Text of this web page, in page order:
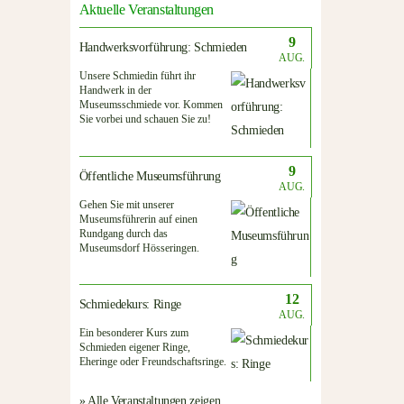
Aktuelle Veranstaltungen
Handwerksvorführung: Schmieden 9
AUG.
Unsere Schmiedin führt ihr
Handwerk in der
Museumsschmiede vor. Kommen
Sie vorbei und schauen Sie zu!
Öffentliche Museumsführung 9
AUG.
Gehen Sie mit unserer
Museumsführerin auf einen
Rundgang durch das
Museumsdorf Hösseringen.
Schmiedekurs: Ringe 12
AUG.
Ein besonderer Kurs zum
Schmieden eigener Ringe,
Eheringe oder Freundschaftsringe.
» Alle Veranstaltungen zeigen